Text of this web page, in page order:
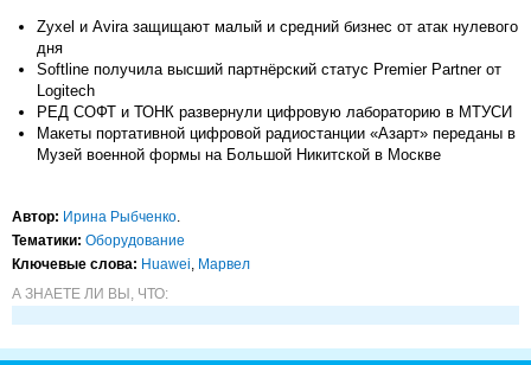
Zyxel и Avira защищают малый и средний бизнес от атак нулевого
дня
Softline получила высший партнёрский статус Premier Partner от
Logitech
РЕД СОФТ и ТОНК развернули цифровую лабораторию в МТУСИ
Макеты портативной цифровой радиостанции «Азарт» переданы в
Музей военной формы на Большой Никитской в Москве
Автор: Ирина Рыбченко.
Тематики: Оборудование
Ключевые слова: Huawei, Марвел
А ЗНАЕТЕ ЛИ ВЫ, ЧТО: